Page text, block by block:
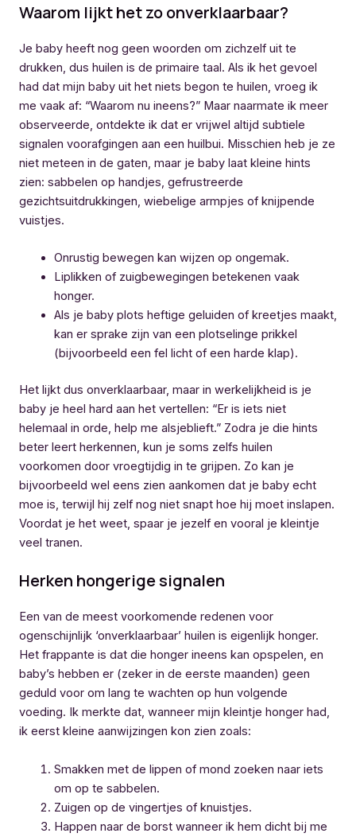
Waarom lijkt het zo onverklaarbaar?
Je baby heeft nog geen woorden om zichzelf uit te
drukken, dus huilen is de primaire taal. Als ik het gevoel
had dat mijn baby uit het niets begon te huilen, vroeg ik
me vaak af: “Waarom nu ineens?” Maar naarmate ik meer
observeerde, ontdekte ik dat er vrijwel altijd subtiele
signalen voorafgingen aan een huilbui. Misschien heb je ze
niet meteen in de gaten, maar je baby laat kleine hints
zien: sabbelen op handjes, gefrustreerde
gezichtsuitdrukkingen, wiebelige armpjes of knijpende
vuistjes.
Onrustig bewegen kan wijzen op ongemak.
Liplikken of zuigbewegingen betekenen vaak
honger.
Als je baby plots heftige geluiden of kreetjes maakt,
kan er sprake zijn van een plotselinge prikkel
(bijvoorbeeld een fel licht of een harde klap).
Het lijkt dus onverklaarbaar, maar in werkelijkheid is je
baby je heel hard aan het vertellen: “Er is iets niet
helemaal in orde, help me alsjeblieft.” Zodra je die hints
beter leert herkennen, kun je soms zelfs huilen
voorkomen door vroegtijdig in te grijpen. Zo kan je
bijvoorbeeld wel eens zien aankomen dat je baby echt
moe is, terwijl hij zelf nog niet snapt hoe hij moet inslapen.
Voordat je het weet, spaar je jezelf en vooral je kleintje
veel tranen.
Herken hongerige signalen
Een van de meest voorkomende redenen voor
ogenschijnlijk ‘onverklaarbaar’ huilen is eigenlijk honger.
Het frappante is dat die honger ineens kan opspelen, en
baby’s hebben er (zeker in de eerste maanden) geen
geduld voor om lang te wachten op hun volgende
voeding. Ik merkte dat, wanneer mijn kleintje honger had,
ik eerst kleine aanwijzingen kon zien zoals:
Smakken met de lippen of mond zoeken naar iets
om op te sabbelen.
Zuigen op de vingertjes of knuistjes.
Happen naar de borst wanneer ik hem dicht bij me